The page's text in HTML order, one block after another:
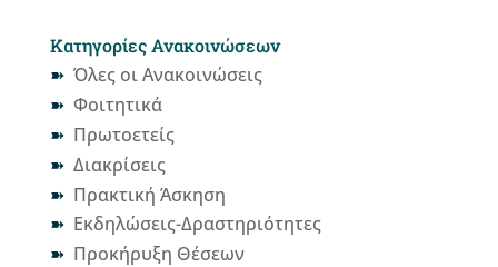
Κατηγορίες Ανακοινώσεων
Όλες οι Ανακοινώσεις
Φοιτητικά
Πρωτοετείς
Διακρίσεις
Πρακτική Άσκηση
Εκδηλώσεις-Δραστηριότητες
Προκήρυξη Θέσεων